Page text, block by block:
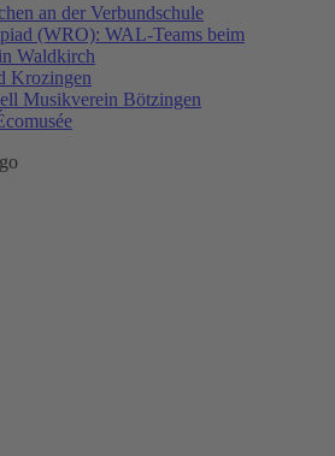
an der Verbundschule
(WRO): WAL-Teams beim
Waldkirch
Krozingen
Musikverein Bötzingen